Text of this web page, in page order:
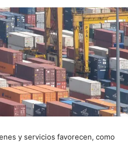
y servicios favorecen, como